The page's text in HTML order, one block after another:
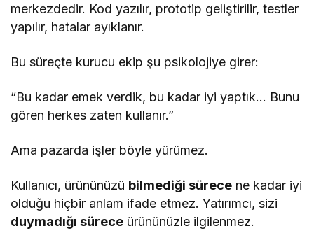
merkezdedir. Kod yazılır, prototip geliştirilir, testler
yapılır, hatalar ayıklanır.
Bu süreçte kurucu ekip şu psikolojiye girer:
“Bu kadar emek verdik, bu kadar iyi yaptık… Bunu
gören herkes zaten kullanır.”
Ama pazarda işler böyle yürümez.
Kullanıcı, ürününüzü bilmediği sürece ne kadar iyi
olduğu hiçbir anlam ifade etmez. Yatırımcı, sizi
duymadığı sürece ürününüzle ilgilenmez.